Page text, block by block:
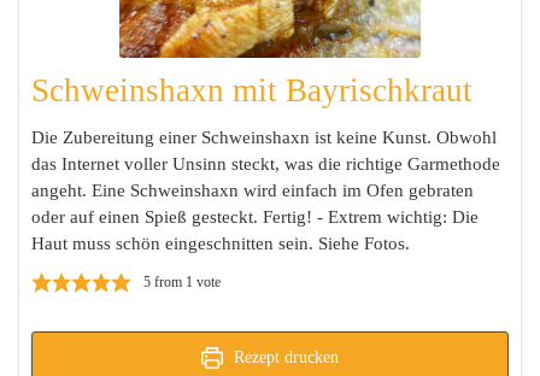
Schweinshaxn mit Bayrischkraut
Die Zubereitung einer Schweinshaxn ist keine Kunst. Obwohl
das Internet voller Unsinn steckt, was die richtige Garmethode
angeht. Eine Schweinshaxn wird einfach im Ofen gebraten
oder auf einen Spieß gesteckt. Fertig! - Extrem wichtig: Die
Haut muss schön eingeschnitten sein. Siehe Fotos.
5from 1 vote
Rezept drucken